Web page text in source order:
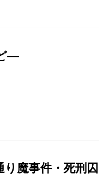
―
魔事件・死刑